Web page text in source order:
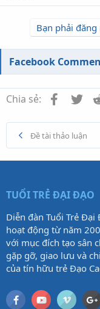
Bạn phải
Facebook
Chia sẻ:
Đề tài thảo luận
TUỔI TRẺ ĐẠI ĐẠO
Diễn đàn Tuổi Trẻ Đại
hoạt động từ năm
với mục đích tạo sân
gặp gỡ, giao lưu và
của tín hữu trẻ Đạo